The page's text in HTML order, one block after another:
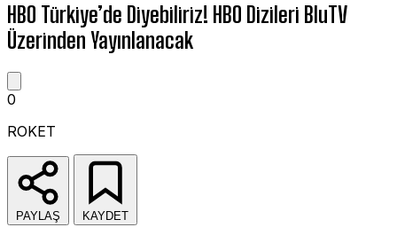
HBO Türkiye’de Diyebiliriz! HBO Dizileri BluTV
Üzerinden Yayınlanacak
0
ROKET
PAYLAŞ KAYDET